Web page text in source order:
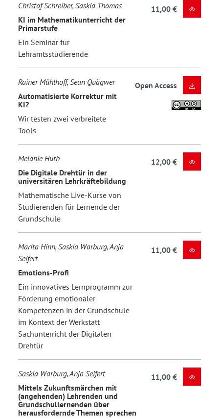
Christof Schreiber, Saskia Thomas
KI im Mathematikunterricht der
Primarstufe
Ein Seminar für
Lehramtsstudierende
11,00 €
Rainer Mühlhoff, Sean Quägwer
Automatisierte Korrektur mit
KI?
Wir testen zwei verbreitete
Tools
Open Access
Melanie Huth
Die Digitale Drehtür in der
universitären Lehrkräftebildung
Mathematische Live-Kurse von
Studierenden für Lernende der
Grundschule
12,00 €
Marita Hinn, Saskia Warburg, Anja
Seifert
Emotions-Profi
Ein innovatives Lernprogramm zur
Förderung emotionaler
Kompetenzen in der Grundschule
im Kontext der Werkstatt
Sachunterricht der Digitalen
Drehtür
11,00 €
Saskia Warburg, Anja Seifert
Mittels Zukunftsmärchen mit
(angehenden) Lehrenden und
Grundschullernenden über
herausfordernde Themen sprechen
11,00 €